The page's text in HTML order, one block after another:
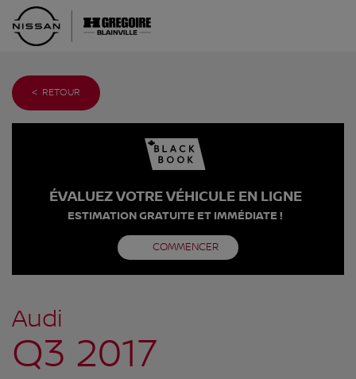
< RETOUR
ÉVALUEZ VOTRE VÉHICULE EN LIGNE
ESTIMATION GRATUITE ET IMMÉDIATE !
COMMENCER
Audi
Q3 2017